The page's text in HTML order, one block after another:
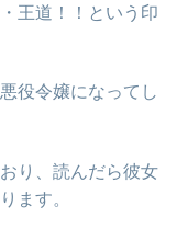
王道！！という印
役令嬢になってし
り、読んだら彼女
ます。